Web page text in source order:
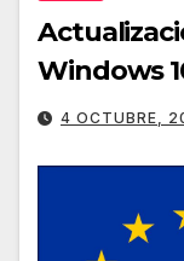
Windows
4 OCTUBRE,